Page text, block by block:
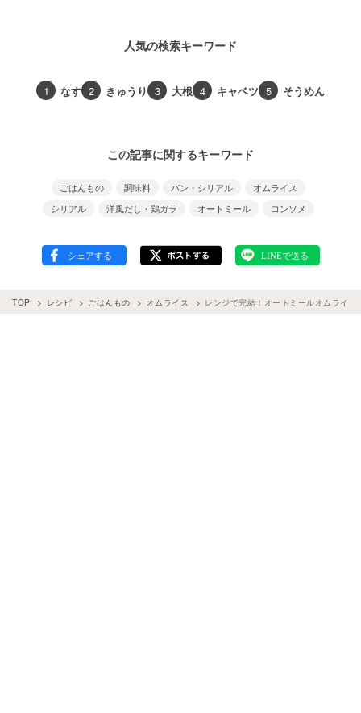
人気の検索キーワード
1 なす 2 きゅうり 3 大根 4 キャベツ 5 そうめん
この記事に関するキーワード
ごはんもの 調味料 パン・シリアル
オムライス
シリアル
洋風だし・鶏ガラ オートミール コンソメ
TOP レシピ ごはんもの オムライス レンジで完結！オートミールオムライス